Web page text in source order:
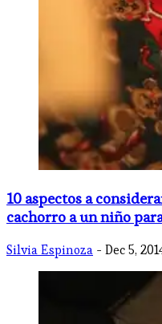
10 aspectos a
cachorro a un niño
Silvia Espinoza - Dec 5,